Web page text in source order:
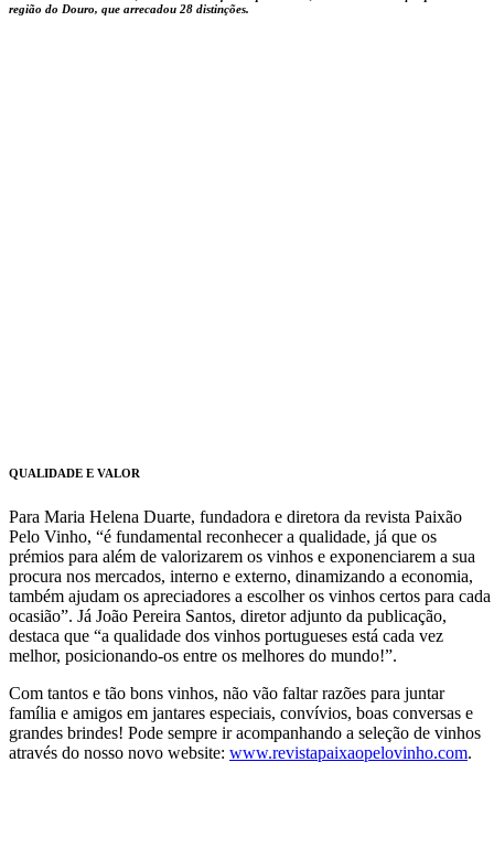
região do Douro, que arrecadou 28 distinções.
QUALIDADE E VALOR
Para Maria Helena Duarte, fundadora e diretora da revista Paixão
Pelo Vinho, “é fundamental reconhecer a qualidade, já que os
prémios para além de valorizarem os vinhos e exponenciarem a sua
procura nos mercados, interno e externo, dinamizando a economia,
também ajudam os apreciadores a escolher os vinhos certos para cada
ocasião”. Já João Pereira Santos, diretor adjunto da publicação,
destaca que “a qualidade dos vinhos portugueses está cada vez
melhor, posicionando-os entre os melhores do mundo!”.
Com tantos e tão bons vinhos, não vão faltar razões para juntar
família e amigos em jantares especiais, convívios, boas conversas e
grandes brindes! Pode sempre ir acompanhando a seleção de vinhos
através do nosso novo website: www.revistapaixaopelovinho.com.